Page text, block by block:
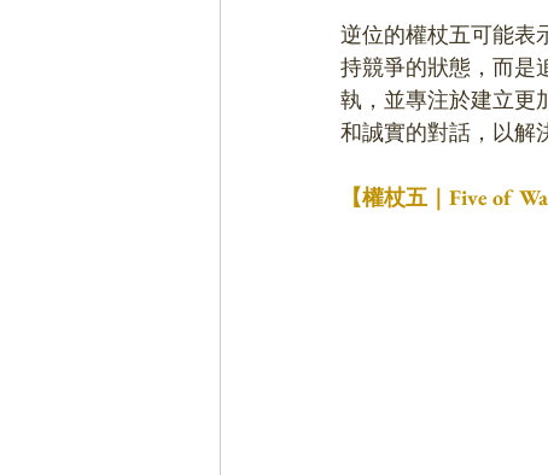
逆位的權杖五可能表
持競爭的狀態，而是
執，並專注於建立更
和誠實的對話，以解
【權杖五｜Five of